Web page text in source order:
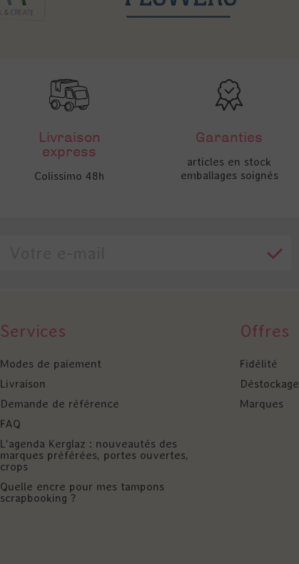
Livraison
express
Colissimo 48h
Garanties
articles en stock
emballages soignés
Services
Modes de paiement
Livraison
Demande de référence
FAQ
L'agenda Kerglaz : nouveautés des
marques préférées, portes ouvertes,
crops
Quelle encre pour mes tampons
scrapbooking ?
Offres
Fidélité
Déstockage
Marques